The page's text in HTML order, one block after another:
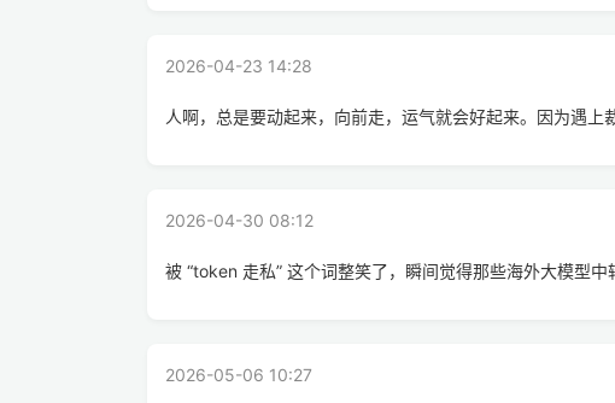
2026-04-23 14:28
人啊，总是要动起来，向前走，运气就会好起来。因为遇
2026-04-30 08:12
被 “token 走私” 这个词整笑了，瞬间觉得那些海外大模型中
2026-05-06 10:27